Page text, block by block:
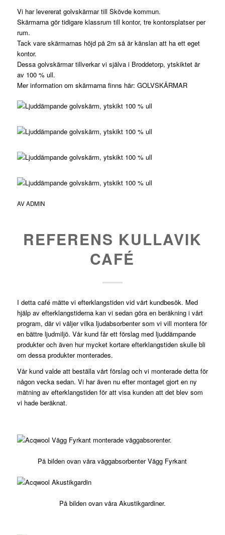
Vi har levererat golvskärmar till Skövde kommun.
Skärmarna gör tidigare klassrum till kontor, tre kontorsplatser per
rum.
Tack vare skärmarnas höjd på 2m så är känslan att ha ett eget
kontor.
Dessa golvskärmar tillverkar vi själva i Broddetorp, ytskiktet är
av 100 % ull.
Mer information om skärmarna finns här: GOLVSKÄRMAR
AVADMIN
REFERENS KULLAVIK
CAFÉ
I detta café mätte vi efterklangstiden vid vårt kundbesök. Med
hjälp av efterklangstiderna kan vi sedan göra en beräkning i vårt
program, där vi väljer vilka ljudabsorbenter som vi vill montera för
en bättre ljudmiljö. Vår kund får ett förslag med ljuddämpande
produkter och även hur mycket kortare efterklangstiden skulle bli
om dessa produkter monterades.
Vår kund valde att beställa vårt förslag och vi monterade detta för
någon vecka sedan. Vi har även nu efter montaget gjort en ny
mätning av efterklangstiden för att visa kunden att det blev som
vi hade beräknat.
På bilden ovan våra väggabsorbenterVägg Fyrkant
På bilden ovan våra Akustikgardiner.